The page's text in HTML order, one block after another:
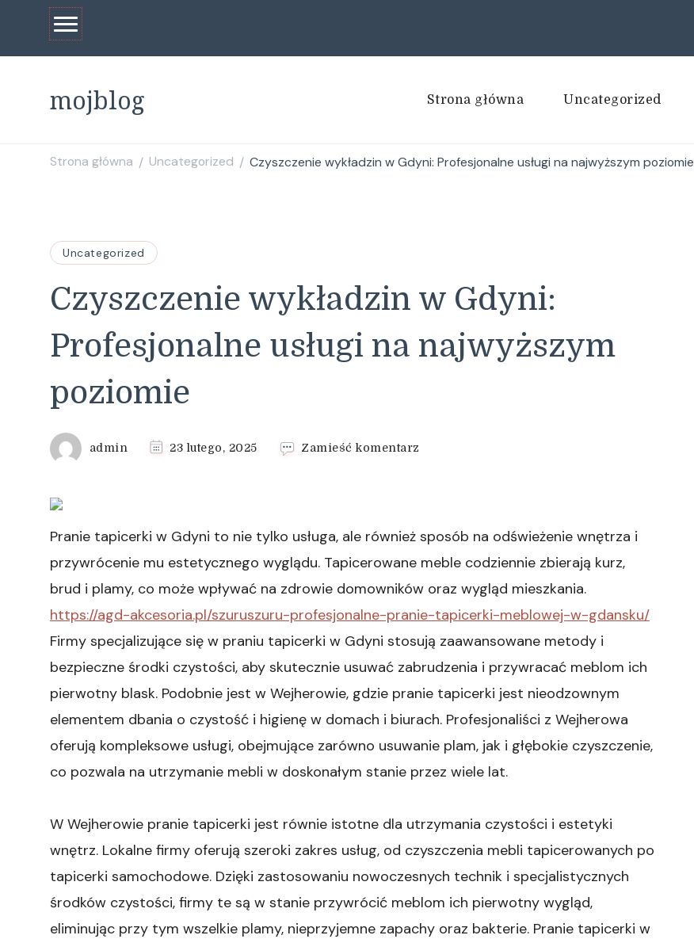
mojblog Strona główna Uncategorized
Strona główna / Uncategorized / Czyszczenie wykładzin w Gdyni: Profesjonalne usługi na najwyższym poziomie
Uncategorized
Czyszczenie wykładzin w Gdyni:
Profesjonalne usługi na najwyższym
poziomie
admin 23 lutego, 2025 Zamieść komentarz
Gdyni:
Profesjonalne
usługi
najwyższym
poziomie
Pranie tapicerki w Gdyni to nie tylko usługa, ale również sposób na odświeżenie wnętrza i
przywrócenie mu estetycznego wyglądu. Tapicerowane meble codziennie zbierają kurz,
brud i plamy, co może wpływać na zdrowie domowników oraz wygląd mieszkania.
https://agd-akcesoria.pl/szuruszuru-profesjonalne-pranie-tapicerki-meblowej-w-gdansku/
Firmy specjalizujące się w praniu tapicerki w Gdyni stosują zaawansowane metody i
bezpieczne środki czystości, aby skutecznie usuwać zabrudzenia i przywracać meblom ich
pierwotny blask. Podobnie jest w Wejherowie, gdzie pranie tapicerki jest nieodzownym
elementem dbania o czystość i higienę w domach i biurach. Profesjonaliści z Wejherowa
oferują kompleksowe usługi, obejmujące zarówno usuwanie plam, jak i głębokie czyszczenie,
co pozwala na utrzymanie mebli w doskonałym stanie przez wiele lat.
W Wejherowie pranie tapicerki jest równie istotne dla utrzymania czystości i estetyki
wnętrz. Lokalne firmy oferują szeroki zakres usług, od czyszczenia mebli tapicerowanych po
tapicerki samochodowe. Dzięki zastosowaniu nowoczesnych technik i specjalistycznych
środków czystości, firmy te są w stanie przywrócić meblom ich pierwotny wygląd,
eliminując przy tym wszelkie plamy, nieprzyjemne zapachy oraz bakterie. Pranie tapicerki w